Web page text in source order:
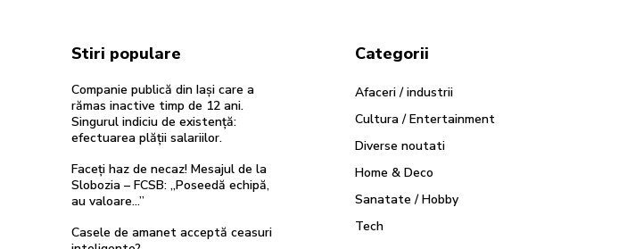
Stiri populare
Companie publică din Iași care a
rămas inactive timp de 12 ani.
Singurul indiciu de existență:
efectuarea plății salariilor.
Faceți haz de necaz! Mesajul de la
Slobozia – FCSB: „Poseedă echipă,
au valoare…”
Casele de amanet acceptă ceasuri
Categorii
Afaceri / industrii
Cultura / Entertainment
Diverse noutati
Home & Deco
Sanatate / Hobby
Tech